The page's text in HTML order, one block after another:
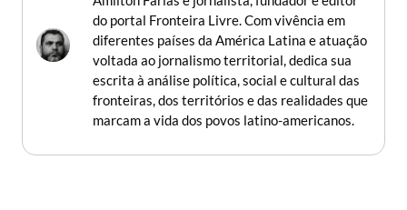
do portal Fronteira Livre. Com vivência em
diferentes países da América Latina e atuação
voltada ao jornalismo territorial, dedica sua
escrita à análise política, social e cultural das
fronteiras, dos territórios e das realidades que
marcam a vida dos povos latino-americanos.